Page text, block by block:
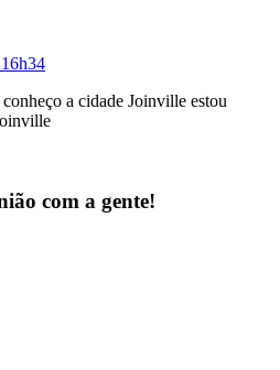
a cidade Joinville estou
com a gente!